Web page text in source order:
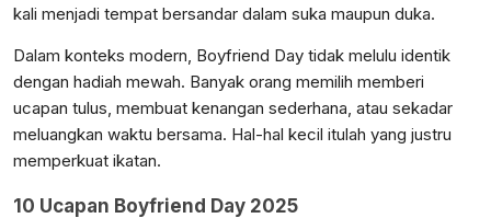
kali menjadi tempat bersandar dalam suka maupun duka.
Dalam konteks modern, Boyfriend Day tidak melulu identik
dengan hadiah mewah. Banyak orang memilih memberi
ucapan tulus, membuat kenangan sederhana, atau sekadar
meluangkan waktu bersama. Hal-hal kecil itulah yang justru
memperkuat ikatan.
10 Ucapan Boyfriend Day 2025